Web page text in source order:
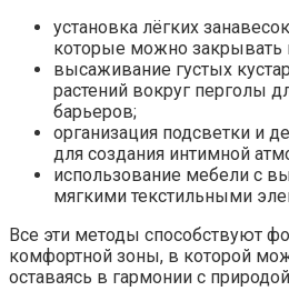
установка лёгких
которые можно
высаживание густых
растений вокруг перголы
барьеров;
организация подсветки и
для создания интимной
использование мебели с
мягкими текстильными
Все эти методы способствуют
комфортной зоны, в которой
оставаясь в гармонии с